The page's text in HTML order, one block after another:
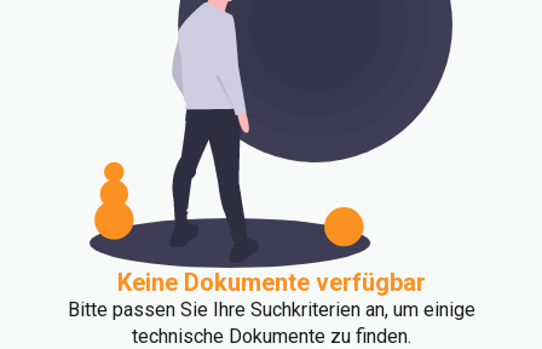
Keine Dokumente verfügbar
Bitte passen Sie Ihre Suchkriterien an, um einige
technische Dokumente zu finden.